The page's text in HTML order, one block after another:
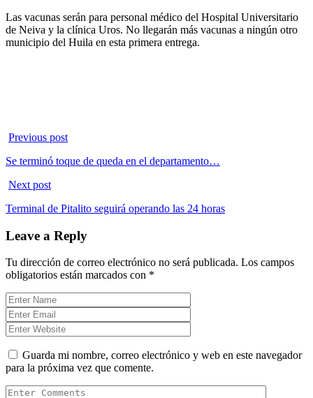
Las vacunas serán para personal médico del Hospital Universitario
de Neiva y la clínica Uros. No llegarán más vacunas a ningún otro
municipio del Huila en esta primera entrega.
Previous post
Se terminó toque de queda en el departamento…
Next post
Terminal de Pitalito seguirá operando las 24 horas
Leave a Reply
Tu dirección de correo electrónico no será publicada. Los campos
obligatorios están marcados con *
Guarda mi nombre, correo electrónico y web en este navegador
para la próxima vez que comente.